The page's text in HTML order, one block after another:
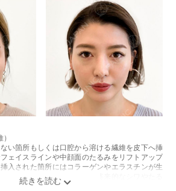
い箇所もしくは口腔から溶ける繊維を皮下へ挿
ェイスラインや中顔面のたるみをリフトアップ
入された箇所にはコラーゲンやエラスチンが生
肌効果、肌質の改善効果、将来的なシワやたる
す。